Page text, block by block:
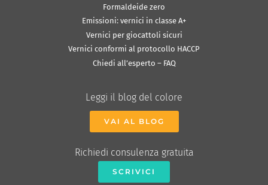
Formaldeide zero
Emissioni: vernici in classe A+
Vernici per giocattoli sicuri
Vernici conformi al protocollo HACCP
Chiedi all’esperto – FAQ
Leggi il blog del colore
VAI AL BLOG
Richiedi consulenza gratuita
SCRIVICI